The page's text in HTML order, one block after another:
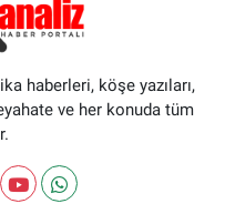
haberleri, köşe yazıları,
ve her konuda tüm